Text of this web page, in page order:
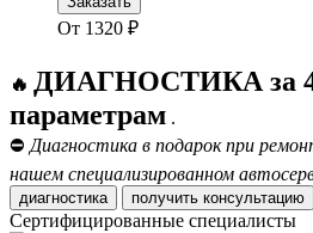
От 1320 ₽
🔥 ДИАГНОСТИКА за
параметрам .
⛔ Диагностика в подарок при
нашем специализированном
диагностика получить консультацию
Сертифицированные специалисты